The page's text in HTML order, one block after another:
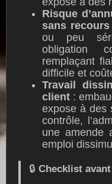
Risque
sans recours
ou peu
obligation
remplaçant
difficile et
Travail
client :
expose à des
contrôle,
une amende
emploi
🔒 Checklist